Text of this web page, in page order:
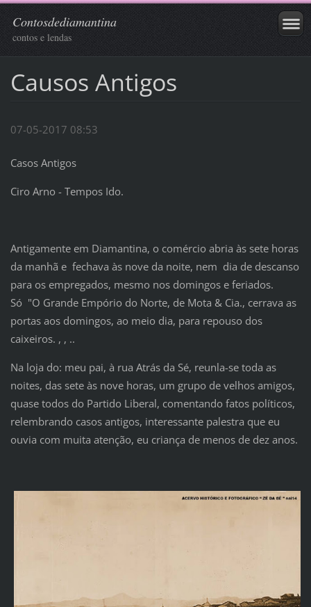
Contosdediamantina
contos e lendas
Causos Antigos
07-05-2017 08:53
Casos Antigos
Ciro Arno - Tempos Ido.
Antigamente em Diamantina, o comércio abria às sete horas
da manhã e fechava às nove da noite, nem dia de descanso
para os empregados, mesmo nos domingos e feriados.
Só "O Grande Empório do Norte, de Mota & Cia., cerrava as
portas aos domingos, ao meio dia, para repouso dos
caixeiros. , , ..
Na loja do: meu pai, à rua Atrás da Sé, reunla-se toda as
noites, das sete às nove horas, um grupo de velhos amigos,
quase todos do Partido Liberal, comentando fatos políticos,
relembrando casos antigos, interessante palestra que eu
ouvia com muita atenção, eu criança de menos de dez anos.